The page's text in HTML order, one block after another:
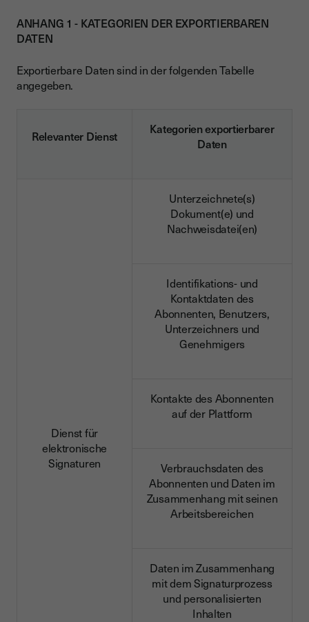
ANHANG 1 - KATEGORIEN DER EXPORTIERBAREN
DATEN
Exportierbare Daten sind in der folgenden Tabelle
angegeben.
Relevanter Dienst
Kategorien exportierbarer
Daten
Dienst für
elektronische
Signaturen
Unterzeichnete(s)
Dokument(e) und
Nachweisdatei(en)
Identifikations- und
Kontaktdaten des
Abonnenten, Benutzers,
Unterzeichners und
Genehmigers
Kontakte des Abonnenten
auf der Plattform
Verbrauchsdaten des
Abonnenten und Daten im
Zusammenhang mit seinen
Arbeitsbereichen
Daten im Zusammenhang
mit dem Signaturprozess
und personalisierten
Inhalten